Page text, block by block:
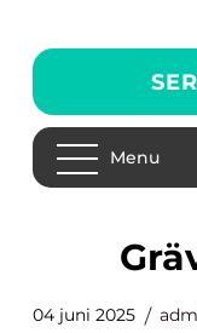
Menu
04 juni 2025